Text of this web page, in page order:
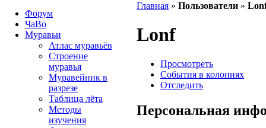
Главная » Пользователи »
Lonf
Просмотреть
События в колониях
Отследить
Персональная
Форум
ЧаВо
Муравьи
Атлас муравьёв
Строение
муравья
Муравейник в
разрезе
Таблица лёта
Методы
изучения